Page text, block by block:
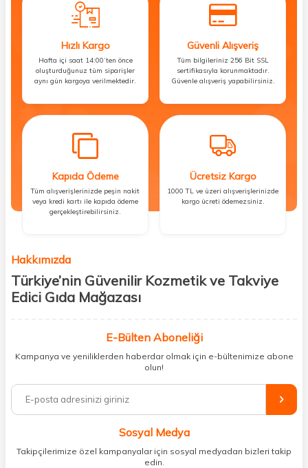
Hızlı Kargo
Hafta içi saat 14:00’ten önce
oluşturduğunuz tüm siparişler
aynı gün kargoya verilmektedir.
Güvenli Alışveriş
Tüm bilgileriniz 256 Bit SSL
sertifikasıyla korunmaktadır.
Güvenle alışveriş yapabilirsiniz.
Kapıda Ödeme
Tüm alışverişlerinizde peşin nakit
veya kredi kartı ile kapıda ödeme
gerçekleştirebilirsiniz.
Ücretsiz Kargo
1000 TL ve üzeri alışverişlerinizde
kargo ücreti ödemezsiniz.
Hakkımızda
Türkiye’nin Güvenilir Kozmetik ve Takviye
Edici Gıda Mağazası
kişisel bakım hem de takviye edici gıda ürünlerini sizlerle
buluşturuyoruz. Artık mağaza mağaza dolaşmanıza gerek yok;
ihtiyacınız olan her şeyi tek bir çatı altında topluyor ve kapınıza kadar
%100 orijinal kozmetik ve sağlık ürünleriyle güzelliğinizi tamamlayabilir,
vücudunuzu desteklemek için güvenilir takviye edici gıdalara
minerallere kadar binlerce ürünü uygun fiyat ve hızlı kargo avantajıyla
sunuyoruz.
E-Bülten Aboneliği
Kampanya ve yeniliklerden haberdar olmak için e-bültenimize abone
olun!
Sosyal Medya
Takipçilerimize özel kampanyalar için sosyal medyadan bizleri takip
edin.